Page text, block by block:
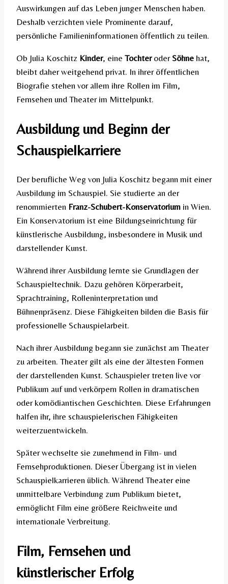
Auswirkungen auf das Leben junger Menschen haben.
Deshalb verzichten viele Prominente darauf,
persönliche Familieninformationen öffentlich zu teilen.
Ob Julia Koschitz Kinder, eine TochteroderSöhne hat,
bleibt daher weitgehend privat. In ihrer öffentlichen
Biografie stehen vor allem ihre Rollen im Film,
Fernsehen und Theater im Mittelpunkt.
Ausbildung und Beginn der
Schauspielkarriere
Der berufliche Weg von Julia Koschitz begann mit einer
Ausbildung im Schauspiel. Sie studierte an der
renommierten Franz-Schubert-Konservatorium in Wien.
Ein Konservatorium ist eine Bildungseinrichtung für
künstlerische Ausbildung, insbesondere in Musik und
darstellender Kunst.
Während ihrer Ausbildung lernte sie Grundlagen der
Schauspieltechnik. Dazu gehören Körperarbeit,
Sprachtraining, Rolleninterpretation und
Bühnenpräsenz. Diese Fähigkeiten bilden die Basis für
professionelle Schauspielarbeit.
Nach ihrer Ausbildung begann sie zunächst am Theater
zu arbeiten. Theater gilt als eine der ältesten Formen
der darstellenden Kunst. Schauspieler treten live vor
Publikum auf und verkörpern Rollen in dramatischen
oder komödiantischen Geschichten. Diese Erfahrungen
halfen ihr, ihre schauspielerischen Fähigkeiten
weiterzuentwickeln.
Später wechselte sie zunehmend in Film- und
Fernsehproduktionen. Dieser Übergang ist in vielen
Schauspielkarrieren üblich. Während Theater eine
unmittelbare Verbindung zum Publikum bietet,
ermöglicht Film eine größere Reichweite und
internationale Verbreitung.
Film, Fernsehen und
künstlerischer Erfolg